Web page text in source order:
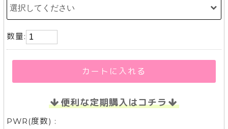
数量:
カートに入れる
便利な定期購入はコチラ
PWR(度数) :